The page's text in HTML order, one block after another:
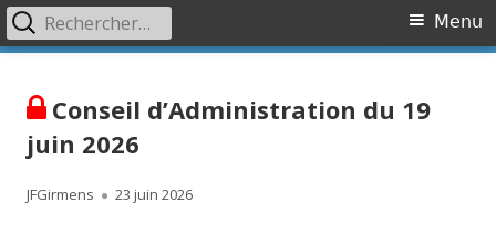
Primary
Menu
Rechercher :
Conseil d’Administration du 19
juin 2026
Author
JFGirmens
Published
23 juin 2026